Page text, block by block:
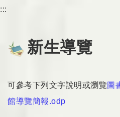
:::
新生導覽
可參考下列文字說明或瀏覽圖
館導覽簡報.odp